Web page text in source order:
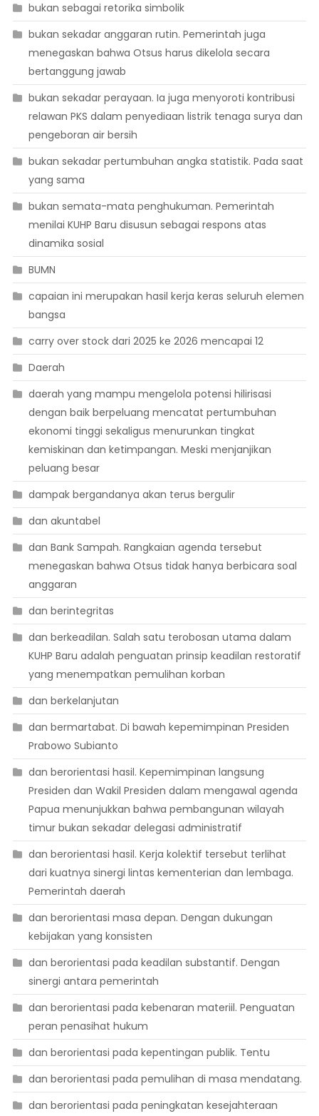
bukan sebagai retorika simbolik
bukan sekadar anggaran rutin. Pemerintah juga
menegaskan bahwa Otsus harus dikelola secara
bertanggung jawab
bukan sekadar perayaan. Ia juga menyoroti kontribusi
relawan PKS dalam penyediaan listrik tenaga surya dan
pengeboran air bersih
bukan sekadar pertumbuhan angka statistik. Pada saat
yang sama
bukan semata-mata penghukuman. Pemerintah
menilai KUHP Baru disusun sebagai respons atas
dinamika sosial
BUMN
capaian ini merupakan hasil kerja keras seluruh elemen
bangsa
carry over stock dari 2025 ke 2026 mencapai 12
Daerah
daerah yang mampu mengelola potensi hilirisasi
dengan baik berpeluang mencatat pertumbuhan
ekonomi tinggi sekaligus menurunkan tingkat
kemiskinan dan ketimpangan. Meski menjanjikan
peluang besar
dampak bergandanya akan terus bergulir
dan akuntabel
dan Bank Sampah. Rangkaian agenda tersebut
menegaskan bahwa Otsus tidak hanya berbicara soal
anggaran
dan berintegritas
dan berkeadilan. Salah satu terobosan utama dalam
KUHP Baru adalah penguatan prinsip keadilan restoratif
yang menempatkan pemulihan korban
dan berkelanjutan
dan bermartabat. Di bawah kepemimpinan Presiden
Prabowo Subianto
dan berorientasi hasil. Kepemimpinan langsung
Presiden dan Wakil Presiden dalam mengawal agenda
Papua menunjukkan bahwa pembangunan wilayah
timur bukan sekadar delegasi administratif
dan berorientasi hasil. Kerja kolektif tersebut terlihat
dari kuatnya sinergi lintas kementerian dan lembaga.
Pemerintah daerah
dan berorientasi masa depan. Dengan dukungan
kebijakan yang konsisten
dan berorientasi pada keadilan substantif. Dengan
sinergi antara pemerintah
dan berorientasi pada kebenaran materiil. Penguatan
peran penasihat hukum
dan berorientasi pada kepentingan publik. Tentu
dan berorientasi pada pemulihan di masa mendatang.
dan berorientasi pada peningkatan kesejahteraan